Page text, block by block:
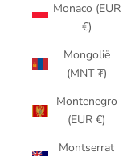
Monaco (EUR
€)
Mongolië
(MNT ₮)
Montenegro
(EUR €)
Montserrat